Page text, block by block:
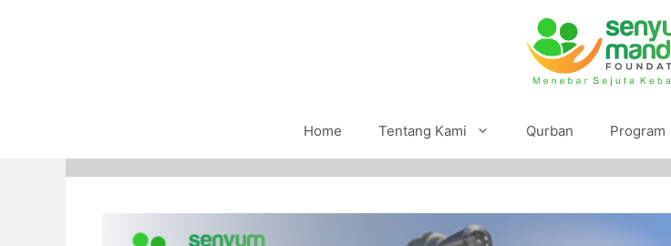
Home Tentang Kami Qurban Program